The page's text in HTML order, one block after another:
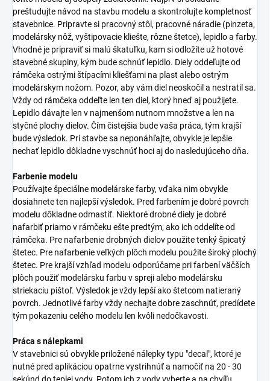
preštudujte návod na stavbu modelu a skontrolujte kompletnosť
stavebnice. Pripravte si pracovný stôl, pracovné náradie (pinzeta,
modelársky nôž, vyštipovacie kliešte, rôzne štetce), lepidlo a farby.
Vhodné je pripraviť si malú škatuľku, kam si odložíte už hotové
stavebné skupiny, kým bude schnúť lepidlo. Diely oddeľujte od
rámčeka ostrými štípacími kliešťami na plast alebo ostrým
modelárskym nožom. Pozor, aby vám diel neoskočil a nestratil sa.
Vždy od rámčeka oddeľte len ten diel, ktorý hneď aj použijete.
Lepidlo dávajte len v najmenšom nutnom množstve a len na
styčné plochy dielov. Čím čistejšia bude vaša práca, tým krajší
bude výsledok. Pri stavbe sa neponáhľajte, obvykle je lepšie
nechať lepidlo dôkladne vyschnúť hoci aj do nasledujúceho dňa.
Farbenie modelu
Používajte špeciálne modelárske farby, vďaka nim obvykle
dosiahnete ten najlepší výsledok. Pred farbením je dobré povrch
modelu dôkladne odmastiť. Niektoré drobné diely je dobré
nafarbiť priamo v rámčeku ešte predtým, ako ich oddelíte od
rámčeka. Pre nafarbenie drobných dielov použite tenký špicatý
štetec. Pre nafarbenie veľkých plôch modelu použite široký plochý
štetec. Pre krajší vzhľad modelu odporúčame pri farbení väčších
plôch použiť modelársku farbu v spreji alebo modelársku
striekaciu pištoľ. Výsledok je vždy lepší ako štetcom natieraný
povrch. Jednotlivé farby vždy nechajte dobre zaschnúť, predídete
tým pokazeniu celého modelu len kvôli nedočkavosti.
Práca s nálepkami
V stavebnici sú obvykle priložené nálepky typu "decal", ktoré je
nutné pred aplikáciou opatrne vystrihnúť a namočiť na 20 - 30